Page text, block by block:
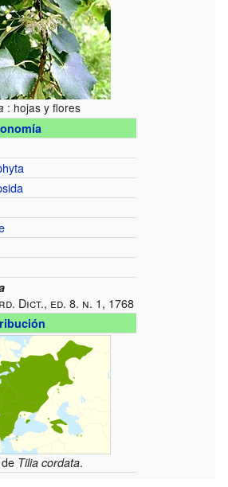
: hojas y flores
Dict., ed. 8. n. 1, 1768
Tilia cordata.